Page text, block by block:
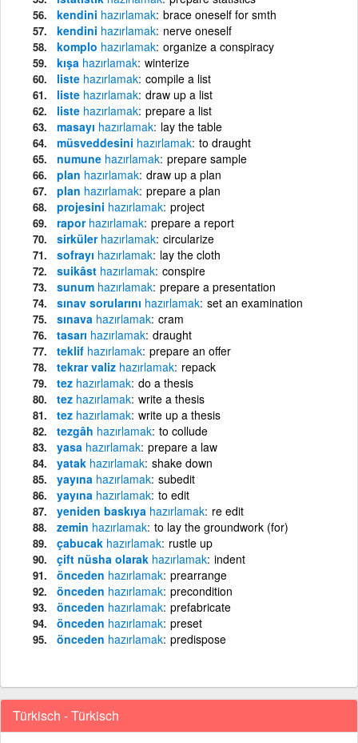
kendini hazırlamak brace oneself for smth
kendini hazırlamak nerve oneself
komplo hazırlamak organize a conspiracy
kışa hazırlamak winterize
liste hazırlamak compile a list
liste hazırlamak draw up a list
liste hazırlamak prepare a list
masayı hazırlamak lay the table
müsveddesini hazırlamak to draught
numune hazırlamak prepare sample
plan hazırlamak draw up a plan
plan hazırlamak prepare a plan
projesini hazırlamak project
rapor hazırlamak prepare a report
sirküler hazırlamak circularize
sofrayı hazırlamak lay the cloth
suikâst hazırlamak conspire
sunum hazırlamak prepare a presentation
sınav sorularını hazırlamak set an examination
sınava hazırlamak cram
tasarı hazırlamak draught
teklif hazırlamak prepare an offer
tekrar valiz hazırlamak repack
tez hazırlamak do a thesis
tez hazırlamak write a thesis
tez hazırlamak write up a thesis
tezgâh hazırlamak to collude
yasa hazırlamak prepare a law
yatak hazırlamak shake down
yayına hazırlamak subedit
yayına hazırlamak to edit
yeniden baskıya hazırlamak re edit
zemin hazırlamak to lay the groundwork (for)
çabucak hazırlamak rustle up
çift nüsha olarak hazırlamak indent
önceden hazırlamak prearrange
önceden hazırlamak precondition
önceden hazırlamak prefabricate
önceden hazırlamak preset
önceden hazırlamak predispose
Türkisch - Türkisch